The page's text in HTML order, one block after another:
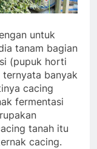
untuk
tanam bagian
(pupuk horti
ternyata banyak
cacing
fermentasi
tanah itu
cacing.